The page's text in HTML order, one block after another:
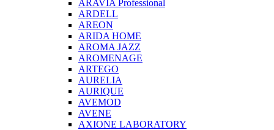
ARAVIA Professional
ARDELL
AREON
ARIDA HOME
AROMA JAZZ
AROMENAGE
ARTEGO
AURELIA
AURIQUE
AVEMOD
AVENE
AXIONE LABORATORY